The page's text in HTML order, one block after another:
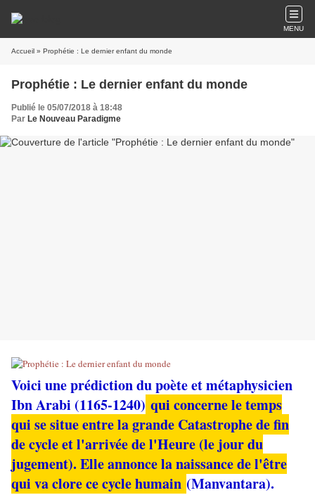
MENU
Accueil » Prophétie : Le dernier enfant du monde
Prophétie : Le dernier enfant du monde
Publié le 05/07/2018 à 18:48
Par Le Nouveau Paradigme
Voici une prédiction du poète et métaphysicien
Ibn Arabi (1165-1240) qui concerne le temps
qui se situe entre la grande Catastrophe de fin
de cycle et l'arrivée de l'Heure (le jour du
jugement). Elle annonce la naissance de l'être
qui va clore ce cycle humain (Manvantara).